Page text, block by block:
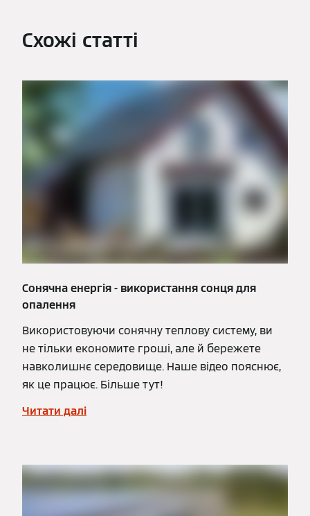
Схожі статті
Сонячна енергія - використання сонця для
опалення
Використовуючи сонячну теплову систему, ви
не тільки економите гроші, але й бережете
навколишнє середовище. Наше відео пояснює,
як це працює. Більше тут!
Читати далі